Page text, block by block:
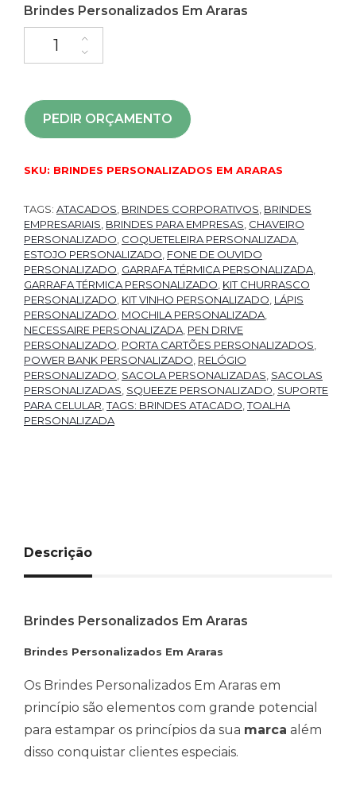
Brindes Personalizados Em Araras
PEDIR ORÇAMENTO
SKU: BRINDES PERSONALIZADOS EM ARARAS
TAGS: ATACADOS BRINDES CORPORATIVOS BRINDES
EMPRESARIAIS BRINDES PARA EMPRESAS CHAVEIRO
PERSONALIZADO COQUETELEIRA PERSONALIZADA
ESTOJO PERSONALIZADO FONE DE OUVIDO
PERSONALIZADO GARRAFA TÉRMICA PERSONALIZADA
GARRAFA TÉRMICA PERSONALIZADO KIT CHURRASCO
PERSONALIZADO KIT VINHO PERSONALIZADO LÁPIS
PERSONALIZADO MOCHILA PERSONALIZADA
NECESSAIRE PERSONALIZADA PEN DRIVE
PERSONALIZADO PORTA CARTÕES PERSONALIZADOS
POWER BANK PERSONALIZADO RELÓGIO
PERSONALIZADO SACOLA PERSONALIZADAS SACOLAS
PERSONALIZADAS SQUEEZE PERSONALIZADO SUPORTE
PARA CELULAR ,TAGS: BRINDES ATACADO ,TOALHA
PERSONALIZADA
Descrição
Brindes Personalizados Em Araras
Brindes Personalizados Em Araras
Os Brindes Personalizados Em Araras em
princípio são elementos com grande potencial
para estampar os princípios da sua marca além
disso conquistar clientes especiais.